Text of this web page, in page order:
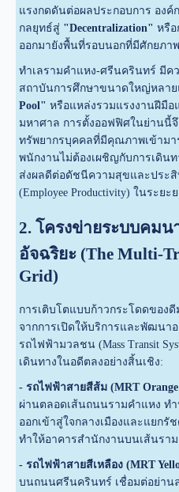
แรงกดดันต่อผลประกอบการ องค์
กลยุทธ์สู่ "Decentralization" หรือ
ออกมายังพื้นที่รอบนอกที่มีศักยภาพ
ทำเลรามคำแหง-ศรีนครินทร์ มี
สถาบันการศึกษาขนาดใหญ่หลาย
Pool" หรือแหล่งรวมแรงงานฝีมื
มหาศาล การตั้งออฟฟิศในย่านนี้
ทรัพยากรบุคคลที่มีคุณภาพเข้ามา
พนักงานไม่ต้องเผชิญกับการเดินท
ส่งผลดีต่อดัชนีความสุขและประ
(Employee Productivity) ในระยะ
2. โครงข่ายระบบคม
อัจฉริยะ (The Multi-
Grid)
การเติบโตแบบก้าวกระโดดของ
จากการเปิดให้บริการและพัฒนาอ
รถไฟฟ้ามวลชน (Mass Transit
เดินทางในอดีตลงอย่างสิ้นเชิง:
- รถไฟฟ้าสายสีส้ม (MRT
ผ่านตลอดเส้นถนนรามคำแหง ท
ออกเข้าสู่ใจกลางเมืองและแยกรั
ทำให้อาคารสำนักงานบนเส้นรา
- รถไฟฟ้าสายสีเหลือง (MRT
บนถนนศรีนครินทร์ เชื่อมต่อย่าน